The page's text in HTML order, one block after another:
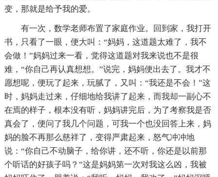
变，那就是给予我的爱。
有一次，数学老师布置了家庭作业。回到家，我打开
书，只看了一眼，便大叫：“妈妈，这道题太难了，我不
会做！”妈妈过来一看，觉得这道题对我来说也不是很
难，“你自己再认真想想。”说完，妈妈便出去了。我才不
愿想呢，便玩了起来，玩腻了，又叫：“我还是不会！”这
时，妈妈走过来，仔细地给我讲了起来，而我却一副心不
在焉的样子，根本没有听，妈妈讲完后，为了考察我是否
真会了，便问了我几个问题，可我一个也没回答上来，妈
妈的脸不再那么慈祥了，变得严肃起来，怒气冲冲地
说：“你自己不动脑子，给你讲，还不听，你还是以前那
个听话的好孩子吗？”这是妈妈第一次对我这么凶，我被